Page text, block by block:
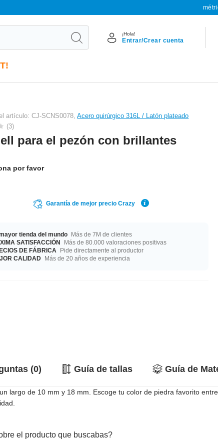
¡Hola!
Entrar/Crear cuenta
artículo: CJ-SCNS0078,Acero quirúrgico 316L / Latón plateado
(3)
para el pezón con brillantes
por favor
Garantía de mejor precio Crazy
tienda del mundo Más de 7M de clientes
SATISFACCIÓN
Más de 80.000 valoraciones positivas
DE FÁBRICA
Pide directamente al productor
CALIDAD Más de 20 años de experiencia
(0) Guía de tallas Guía de
largo de 10 mm y 18 mm. Escoge tu color de piedra favorito
el producto que buscabas?